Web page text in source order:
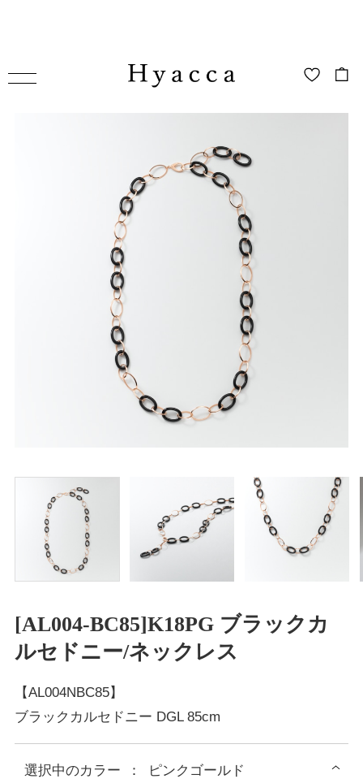
[AL004-BC85]K18PG ブラックカ
ルセドニー/ネックレス
【AL004NBC85】
ブラックカルセドニー DGL 85cm
選択中のカラー ： ピンクゴールド